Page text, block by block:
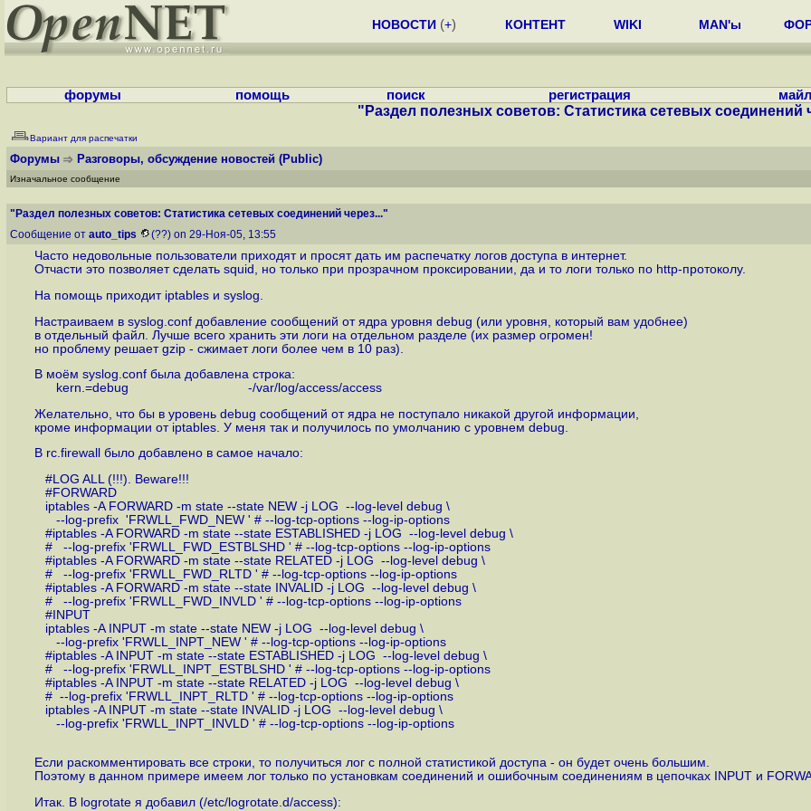
НОВОСТИ (+) КОНТЕНТ WIKI MAN'ы
форумы помощь поиск регистрация
"Раздел полезных советов: Статистика сетевых соединений
Вариант для распечатки
Форумы Разговоры, обсуждение новостей (Public)
Изначальное сообщение
"Раздел полезных советов: Статистика сетевых соединений через..."
Сообщение от auto_tips (??) on 29-Ноя-05, 13:55
Часто недовольные пользователи приходят и просят дать им распечатку логов доступа в интернет.
Отчасти это позволяет сделать squid, но только при прозрачном проксировании, да и то логи только по http-протоколу.
На помощь приходит iptables и syslog.
Настраиваем в syslog.conf добавление сообщений от ядра уровня debug (или уровня, который вам удобнее)
в отдельный файл. Лучше всего хранить эти логи на отдельном разделе (их размер огромен!
но проблему решает gzip - сжимает логи более чем в 10 раз).
В моём syslog.conf была добавлена строка:
kern.=debug -/var/log/access/access
Желательно, что бы в уровень debug сообщений от ядра не поступало никакой другой информации,
кроме информации от iptables. У меня так и получилось по умолчанию с уровнем debug.
В rc.firewall было добавлено в самое начало:
#LOG ALL (!!!). Beware!!!
#FORWARD
iptables -A FORWARD -m state --state NEW -j LOG --log-level debug \
--log-prefix 'FRWLL_FWD_NEW ' # --log-tcp-options --log-ip-options
#iptables -A FORWARD -m state --state ESTABLISHED -j LOG --log-level debug \
# --log-prefix 'FRWLL_FWD_ESTBLSHD ' # --log-tcp-options --log-ip-options
#iptables -A FORWARD -m state --state RELATED -j LOG --log-level debug \
# --log-prefix 'FRWLL_FWD_RLTD ' # --log-tcp-options --log-ip-options
#iptables -A FORWARD -m state --state INVALID -j LOG --log-level debug \
# --log-prefix 'FRWLL_FWD_INVLD ' # --log-tcp-options --log-ip-options
#INPUT
iptables -A INPUT -m state --state NEW -j LOG --log-level debug \
--log-prefix 'FRWLL_INPT_NEW ' # --log-tcp-options --log-ip-options
#iptables -A INPUT -m state --state ESTABLISHED -j LOG --log-level debug \
# --log-prefix 'FRWLL_INPT_ESTBLSHD ' # --log-tcp-options --log-ip-options
#iptables -A INPUT -m state --state RELATED -j LOG --log-level debug \
# --log-prefix 'FRWLL_INPT_RLTD ' # --log-tcp-options --log-ip-options
iptables -A INPUT -m state --state INVALID -j LOG --log-level debug \
--log-prefix 'FRWLL_INPT_INVLD ' # --log-tcp-options --log-ip-options
Если раскомментировать все строки, то получиться лог с полной статистикой доступа - он будет очень большим.
Поэтому в данном примере имеем лог только по установкам соединений и ошибочным соединениям в цепочках INPUT и
Итак. В logrotate я добавил (/etc/logrotate.d/access):